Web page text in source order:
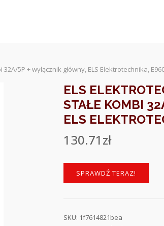
5P + wyłącznik główny, ELS Elektrotechnika,
ELS
STAŁE KOMBI
ELS
130.71zł
SPRAWDŹ TERAZ!
SKU: 1f7614821bea